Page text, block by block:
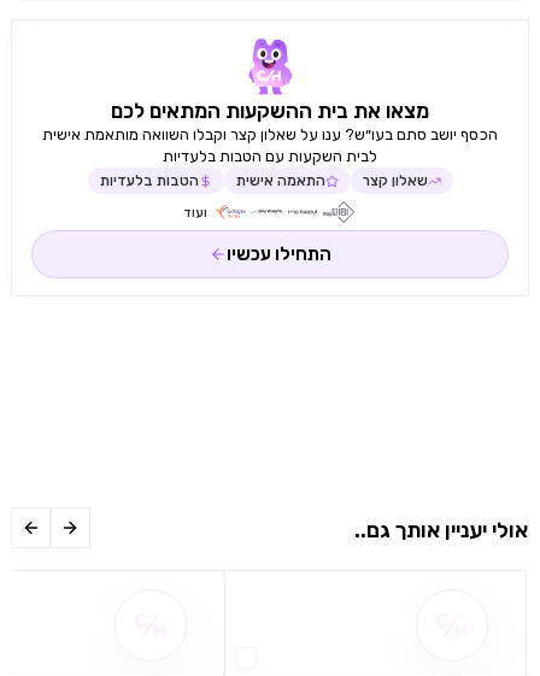
מצאו את בית ההשקעות המתאים לכם
הכסף יושב סתם בעו״ש? ענו על שאלון קצר וקבלו השוואה מותאמת אישית
לבית השקעות עם הטבות בלעדיות
שאלון קצר התאמה אישית הטבות בלעדיות
ועוד
התחילו עכשיו
אולי יעניין אותך גם..